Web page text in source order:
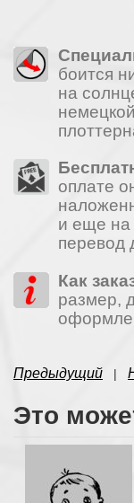
боится
на
оплате
и еще на
перевод
Как
размер,
Предыдущий |
Это